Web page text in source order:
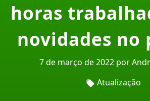
horas
novidades no
7 de março de 2022 por
Atualização